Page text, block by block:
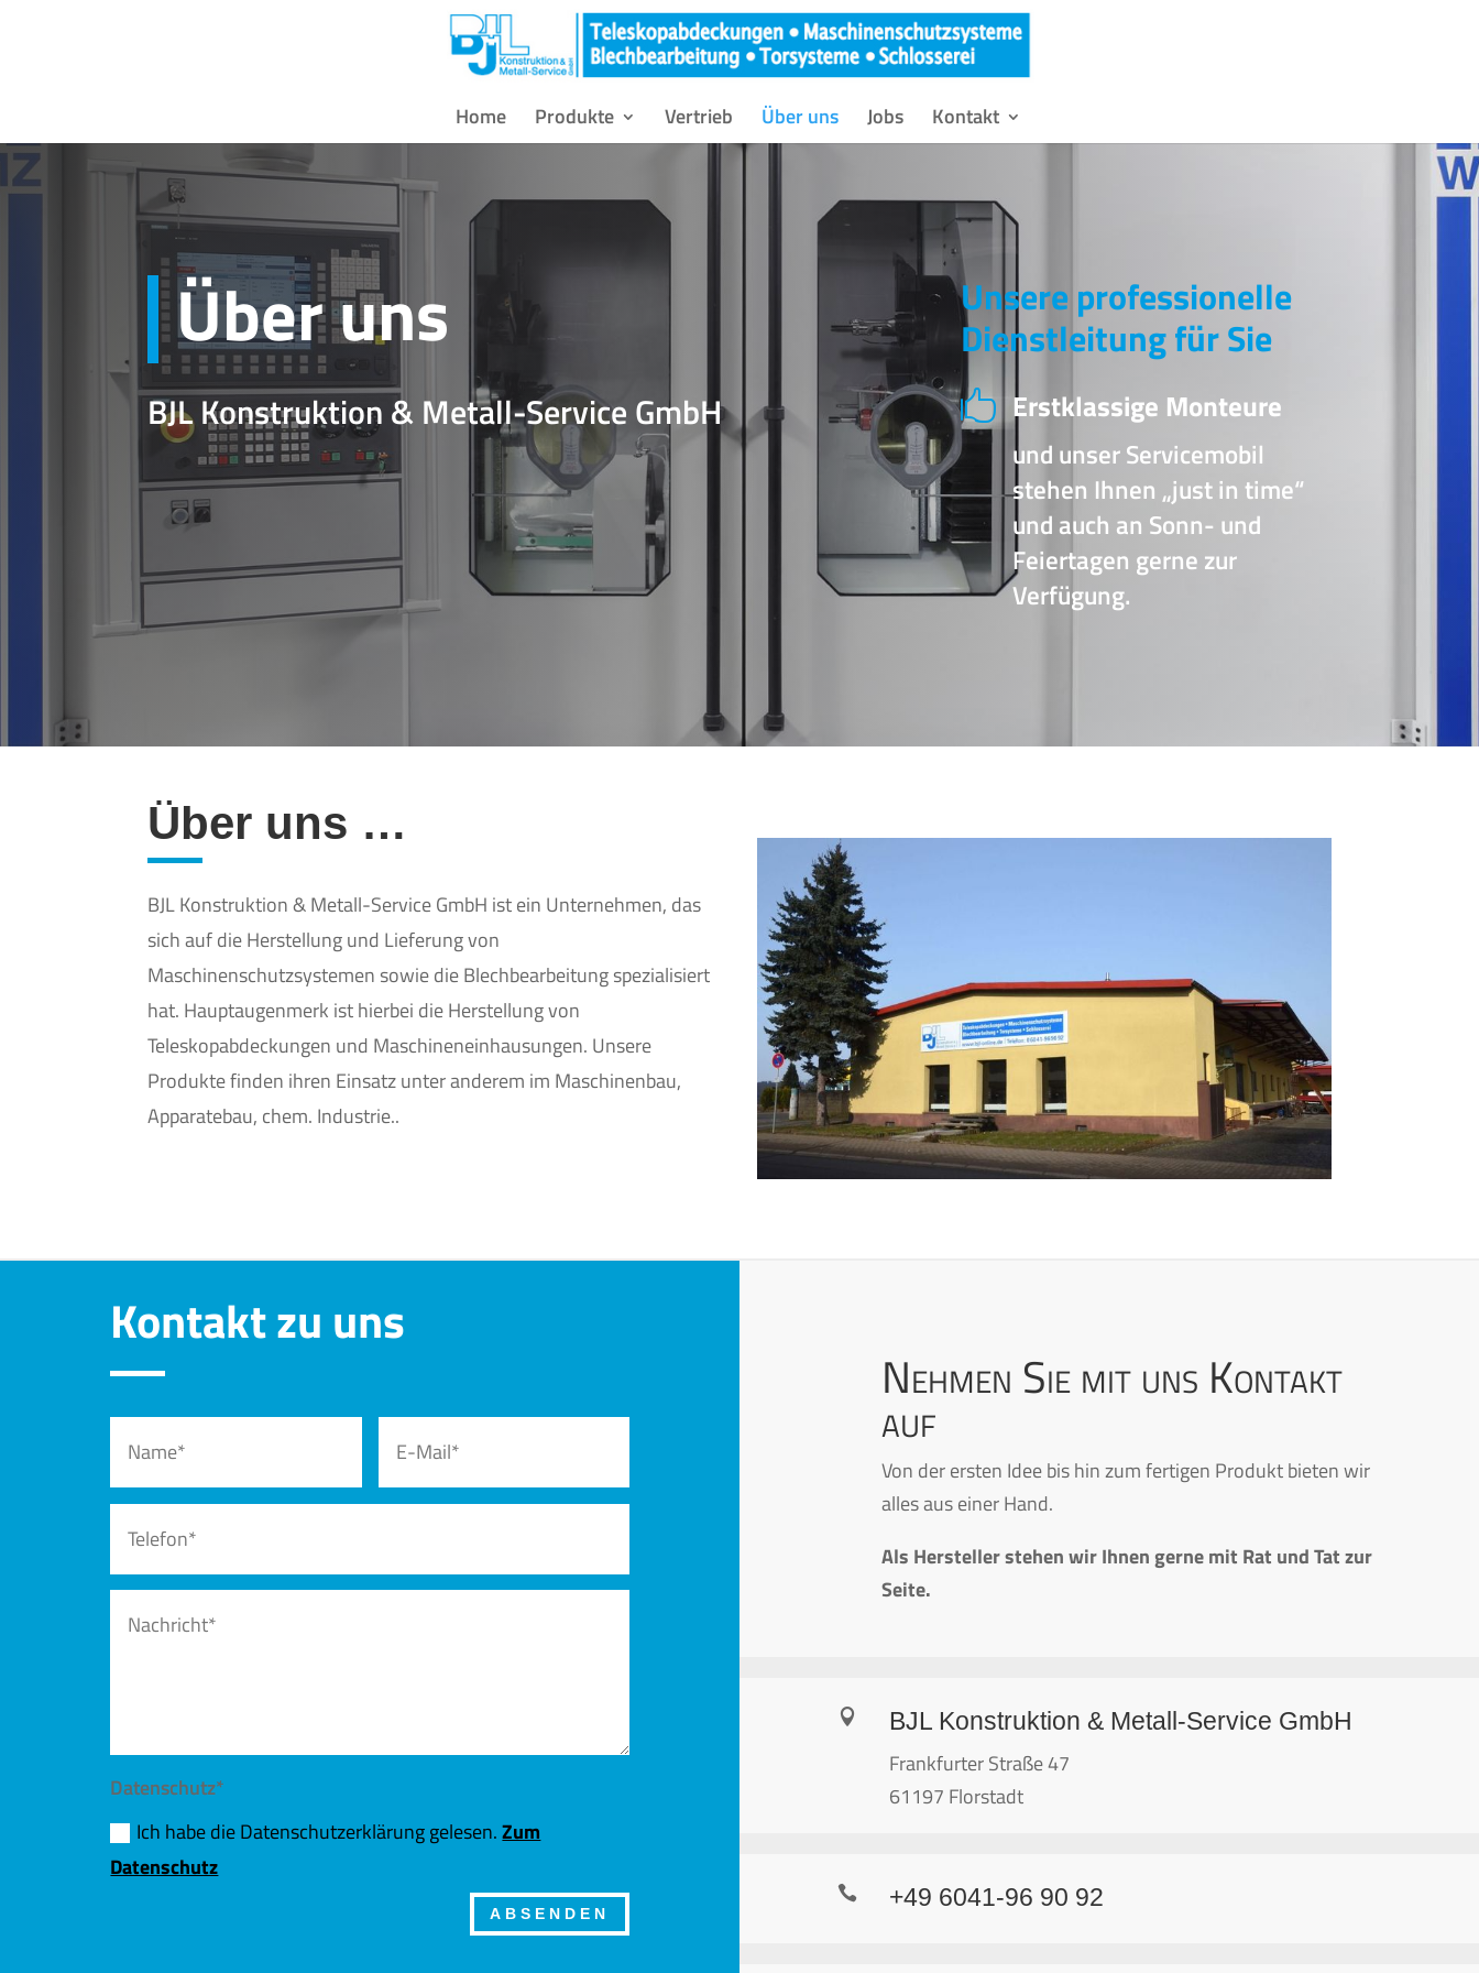
Home Produkte Vertrieb Über uns Jobs Kontakt
Über uns
BJL Konstruktion & Metall-Service GmbH
Unsere professionelle
Dienstleitung für Sie
 Erstklassige Monteure
und unser Servicemobil
stehen Ihnen „just in time“
und auch an Sonn- und
Feiertagen gerne zur
Verfügung.
Über uns …
BJL Konstruktion & Metall-Service GmbH ist ein Unternehmen, das
sich auf die Herstellung und Lieferung von
Maschinenschutzsystemen sowie die Blechbearbeitung spezialisiert
hat. Hauptaugenmerk ist hierbei die Herstellung von
Teleskopabdeckungen und Maschineneinhausungen. Unsere
Produkte finden ihren Einsatz unter anderem im Maschinenbau,
Apparatebau, chem. Industrie..
Kontakt zu uns
Datenschutz*
Ich habe die Datenschutzerklärung gelesen.Zum
Datenschutz
ABSENDEN
Nehmen Sie mit uns Kontakt
auf
Von der ersten Idee bis hin zum fertigen Produkt bieten wir
alles aus einer Hand.
Als Hersteller stehen wir Ihnen gerne mit Rat und Tat zur
Seite.
 BJL Konstruktion & Metall-Service GmbH
Frankfurter Straße 47
61197 Florstadt
 +49 6041-96 90 92